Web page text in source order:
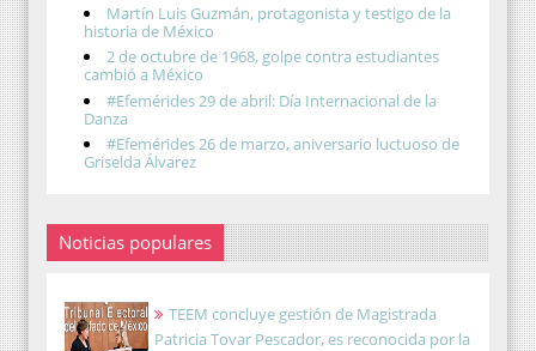
Martín Luis Guzmán, protagonista y testigo de la
historia de México
2 de octubre de 1968, golpe contra estudiantes
cambió a México
#Efemérides 29 de abril: Día Internacional de la
Danza
#Efemérides 26 de marzo, aniversario luctuoso de
Griselda Álvarez
Noticias populares
TEEM concluye gestión de Magistrada
Patricia Tovar Pescador, es reconocida por la